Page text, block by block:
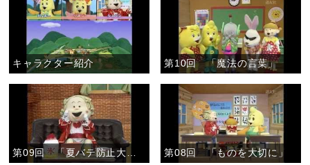
キャラクター紹介 第10回 「魔法の言葉」
第08回 「ものを大切に」